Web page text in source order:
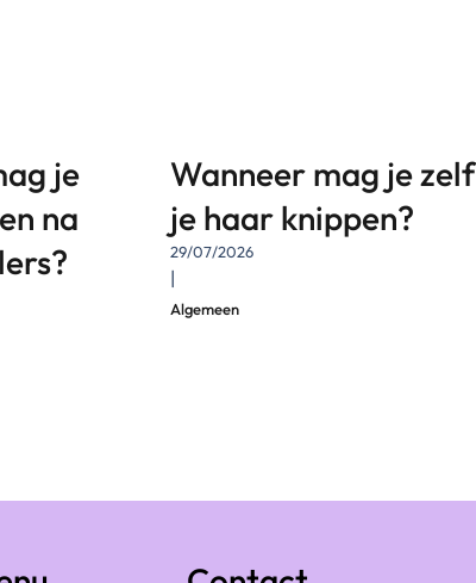
je
na
Wanneer mag je zelf
je haar knippen?
29/07/2026
|
Algemeen